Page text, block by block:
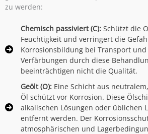
zu werden:
Chemisch passiviert (C): Schützt die
Feuchtigkeit und verringert die
Korrosionsbildung bei Transport
Verfärbungen durch diese
beeinträchtigen nicht die Qualität.
Geölt (O): Eine Schicht aus
Öl schützt vor Korrosion. Diese
alkalischen Lösungen oder üblichen
entfernt werden. Der
atmosphärischen und